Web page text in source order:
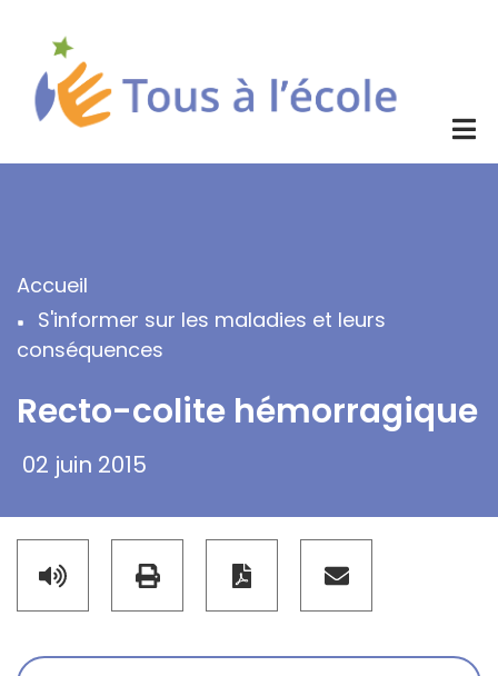
contenu
principal
Fil
d'Ariane
Accueil
S'informer sur les maladies et leurs
conséquences
Recto-colite hémorragique
02 juin 2015